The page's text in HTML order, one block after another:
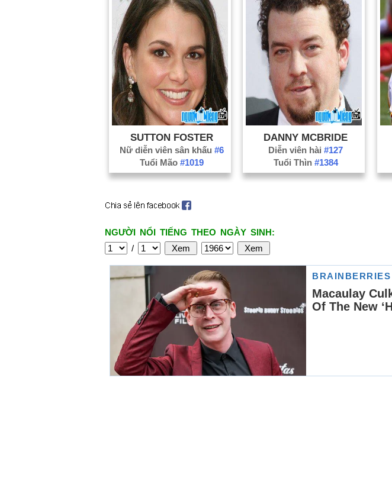
SUTTON FOSTER
Nữ diễn viên sân khấu #6
Tuổi Mão #1019
DANNY MCBRIDE
Diễn viên hài#127
Tuổi Thìn #1384
NGƯỜI NỔI TIẾNG THEO NGÀY SINH:
/